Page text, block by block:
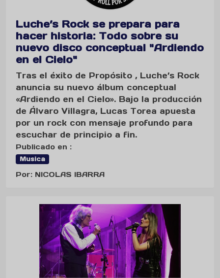
Luche’s Rock se prepara para
hacer historia: Todo sobre su
nuevo disco conceptual "Ardiendo
en el Cielo"
Tras el éxito de Propósito , Luche’s Rock
anuncia su nuevo álbum conceptual
«Ardiendo en el Cielo». Bajo la producción
de Álvaro Villagra, Lucas Torea apuesta
por un rock con mensaje profundo para
escuchar de principio a fin.
Publicado en :
Musica
Por: NICOLAS IBARRA